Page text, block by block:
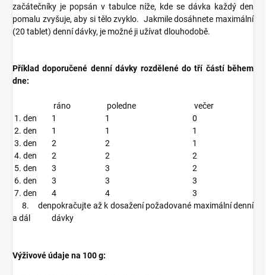
začátečníky je popsán v tabulce níže, kde se dávka každý den
pomalu zvyšuje, aby si tělo zvyklo. Jakmile dosáhnete maximální
(20 tablet) denní dávky, je možné ji užívat dlouhodobě.
Příklad doporučené denní dávky rozdělené do tří částí během
dne:
ráno poledne
večer
1. den
1 1
0
2. den
1 1
1
3. den
2 2
1
4. den
2 2
2
5. den
3 3
2
6. den
3 3
3
7. den
4 4
3
8. den
a dál
pokračujte až k dosažení požadované maximální denní
dávky
Výživové údaje na 100 g: